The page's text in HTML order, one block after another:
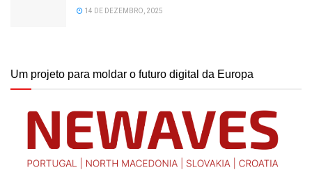
14 DE DEZEMBRO, 2025
Um projeto para moldar o futuro digital da Europa